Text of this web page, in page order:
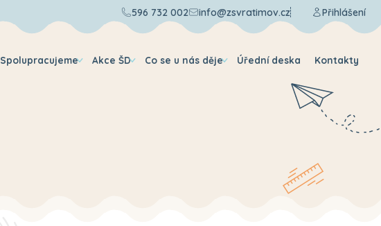
596 732 002 info@zsvratimov.cz Přihlášení
Spolupracujeme Akce ŠD Co se u nás děje Úřední deska Kontakty